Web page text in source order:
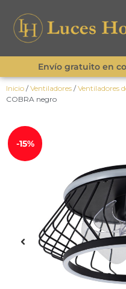
Envío gratuito en
Inicio /Ventiladores /Ventiladores
COBRA negro
-15%